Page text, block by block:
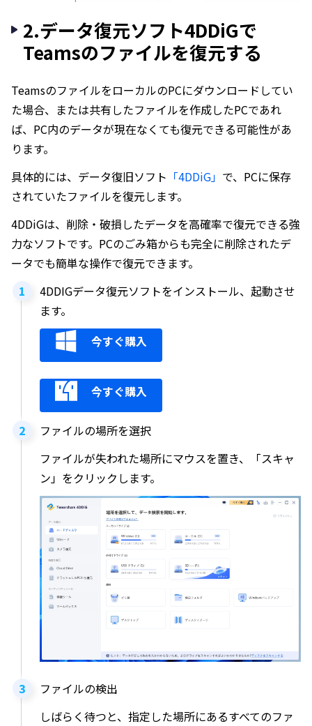
2.データ復元ソフト4DDiGで
Teamsのファイルを復元する
TeamsのファイルをローカルのPCにダウンロードしてい
た場合、または共有したファイルを作成したPCであれ
ば、PC内のデータが現在なくても復元できる可能性があ
ります。
具体的には、データ復旧ソフト 「4DDiG」 で、PCに保存
されていたファイルを復元します。
4DDiGは、削除・破損したデータを高確率で復元できる強
力なソフトです。PCのごみ箱からも完全に削除されたデ
ータでも簡単な操作で復元できます。
4DDIGデータ復元ソフトをインストール、起動させ
ます。
今すぐ購入
今すぐ購入
ファイルの場所を選択
ファイルが失われた場所にマウスを置き、「スキャ
ン」をクリックします。
ファイルの検出
しばらく待つと、指定した場所にあるすべてのファ